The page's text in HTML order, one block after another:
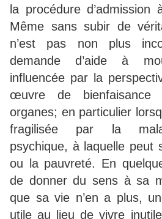
la procédure d’admission
Même sans subir de
n’est pas non plus
demande d’aide à
influencée par la
œuvre de bienfaisance
organes; en particulier
fragilisée par la
psychique, à laquelle peut
ou la pauvreté. En
de donner du sens à sa
que sa vie n’en a plus,
utile au lieu de vivre